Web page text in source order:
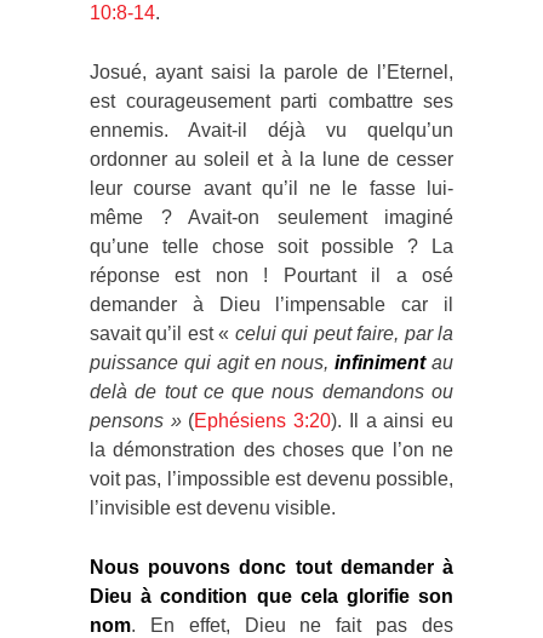
10:8-14.
Josué, ayant saisi la parole de l’Eternel,
est courageusement parti combattre ses
ennemis. Avait-il déjà vu quelqu’un
ordonner au soleil et à la lune de cesser
leur course avant qu’il ne le fasse lui-
même ? Avait-on seulement imaginé
qu’une telle chose soit possible ? La
réponse est non ! Pourtant il a osé
demander à Dieu l’impensable car il
savait qu’il est « celui qui peut faire, par la
puissance qui agit en nous,infinimentau
delà de tout ce que nous demandons ou
pensons »(Ephésiens 3:20). Il a ainsi eu
la démonstration des choses que l’on ne
voit pas, l’impossible est devenu possible,
l’invisible est devenu visible.
Nous pouvons donc tout demander à
Dieu à condition que cela glorifie son
nom. En effet, Dieu ne fait pas des